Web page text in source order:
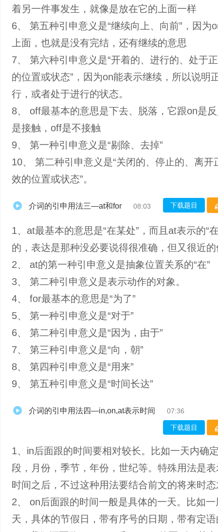
着另一件事发生，就像是放在它的上面一样
6、 第五种引申意义是“继续向上、向前”，因为
上面，也就是没有完结，还有继续的意思
7、 第六种引申意义是“开着的、进行的、处于
的位置或状态”，因为on能表示继续，所以说明
行，或者处于进行的状态。
8、 off最基本的意思是下去、脱落，它跟on是
是接触，off是不接触
9、 第一种引申意义是“剔除、去掉”
10、 第二种引申意义是“关闭的、停止的、离开
效的位置或状态”。
介词的引申用法三—at和for 08:03 下载题目
1、at最基本的意思是“在某处”，而且at表示的“
的，表达是那种没必要说得很准确，但又很近
2、 at的第一种引申意义是抽象位置关系的“在”
3、 第二种引申意义是表示动作的对象。
4、 for最基本的意思是“为了”
5、 第一种引申意义是“对于”
6、 第二种引申意义是“因为，由于”
7、 第三种引申意义是“向，朝”
8、 第四种引申意义是“用来”
9、 第五种引申意义是“时间长达”
介词的引申用法四—in,on,at表示时间 07:36
下载题目
1、in后面跟的时间要相对较长。比如一天内确
段，月份，季节，年份，世纪等。特殊用法是
时间之后，不过这种用法要结合前文的将来时
2、 on后面跟的时间一般是具体的一天。比如
天，具体的节假日，带有序号的日期，带有定